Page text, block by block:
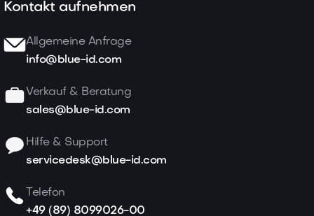
Kontakt aufnehmen
Allgemeine Anfrage
info@blue-id.com
Verkauf & Beratung
sales@blue-id.com
Hilfe & Support
servicedesk@blue-id.com
Telefon
+49 (89) 8099026-00